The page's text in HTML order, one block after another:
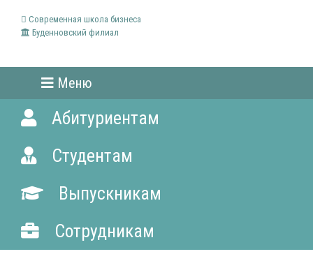
Современная школа бизнеса
Буденновский филиал
Меню
Абитуриентам
Студентам
Выпускникам
Сотрудникам